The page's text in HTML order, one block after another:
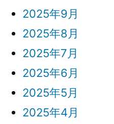
2025年9月
2025年8月
2025年7月
2025年6月
2025年5月
2025年4月